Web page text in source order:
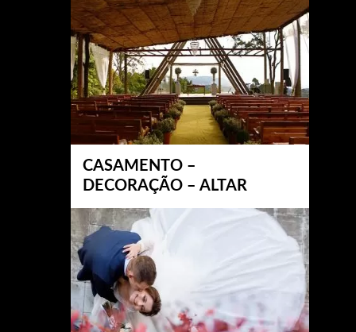
CASAMENTO –
DECORAÇÃO – ALTAR